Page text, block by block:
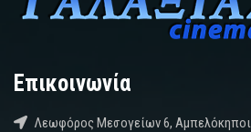
Επικοινωνία
Λεωφόρος Μεσογείων 6, Αμπελόκηποι